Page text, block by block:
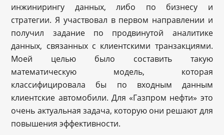
инжинирингу данных, либо по бизнесу и
стратегии. Я участвовал в первом направлении и
получил задание по продвинутой аналитике
данных, связанных с клиентскими транзакциями.
Моей целью было составить такую
математическую модель, которая
классифицировала бы по входным данным
клиентские автомобили. Для «Газпром нефти» это
очень актуальная задача, которую они решают для
повышения эффективности.